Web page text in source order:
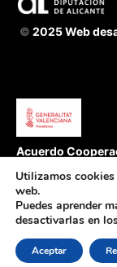
© 2025 Web
Acuerdo
Servicio de
Utilizamos
web.
Puedes aprender
desactivarlas en
Aceptar